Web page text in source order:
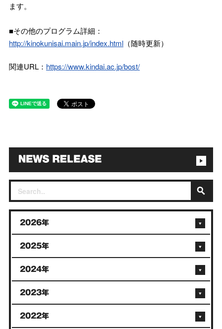
ます。
■その他のプログラム詳細：
http://kinokunisai.main.jp/index.html （随時更新）
関連URL： https://www.kindai.ac.jp/bost/
2026年
2025年
2024年
2023年
2022年